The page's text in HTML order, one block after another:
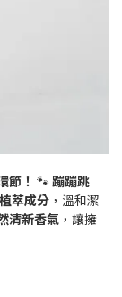
節！ 🐾 蹦蹦跳
萃成分 ，溫和潔
清新香氣 ，讓擁